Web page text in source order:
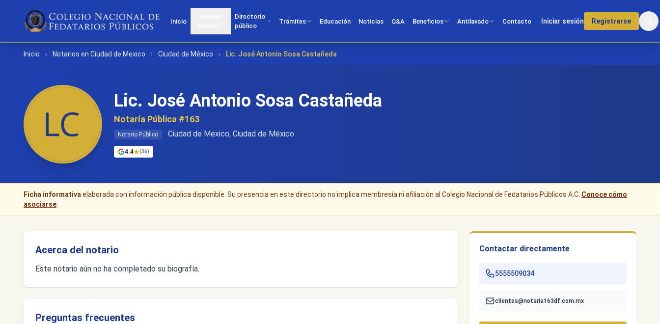
Inicio
Directorio
público
Trámites Educación Noticias Q&A Beneficios Antilavado Contacto Iniciar sesión Registrarse
Inicio › Notarios en Ciudad de Mexico › Ciudad de México › Lic. José Antonio Sosa Castañeda
Lic. José Antonio Sosa Castañeda
Notaría Pública #163
Notario Público Ciudad de Mexico, Ciudad de México
4.4 (36)
Ficha informativa elaborada con información pública disponible. Su presencia en este directorio no implica membresía ni afiliación al Colegio Nacional de Fedatarios Públicos A.C. Conoce cómo
asociarse
Acerca del notario
Este notario aún no ha completado su biografía.
Preguntas frecuentes
Contactar directamente
5555509034
clientes@notaria163df.com.mx